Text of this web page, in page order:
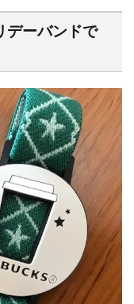
デーバンドで